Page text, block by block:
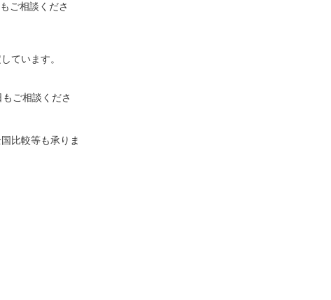
ご相談くださ
ています。
ご相談くださ
比較等も承りま